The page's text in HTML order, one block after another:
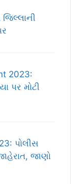
2023:
પર મોટી
પોલીસ
જાણો